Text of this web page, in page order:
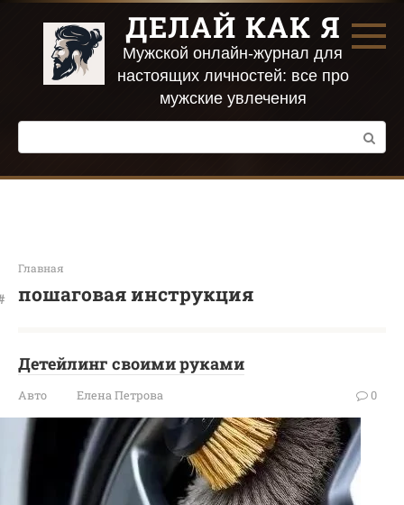
Перейти
контенту
ДЕЛАЙ КАК Я
Мужской онлайн-журнал для
настоящих личностей: все про
мужские увлечения
Поиск:
Главная
пошаговая инструкция
Детейлинг своими руками
Авто Елена Петрова 0